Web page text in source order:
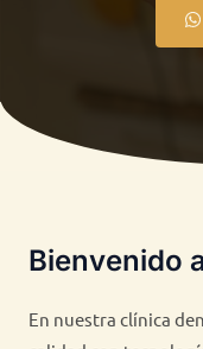
Bienvenido
En nuestra clínica